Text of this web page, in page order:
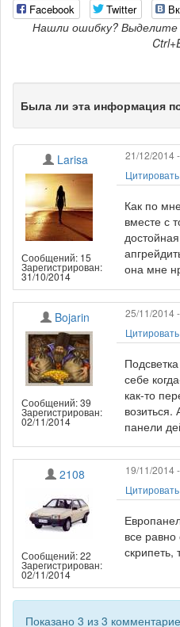
Facebook Twitter
Нашли ошибку?
Была ли эта информация
Larisa
Сообщений: 15
Зарегистрирован:
31/10/2014
21/12/2014
Цитировать
Как по
вместе с
она мне
Bojarin
Сообщений: 39
Зарегистрирован:
02/11/2014
25/11/2014
Цитировать
себе
как-то
панели
2108
Сообщений: 22
Зарегистрирован:
02/11/2014
19/11/2014
Цитировать
все
скрипеть,
Показано 3 из 3